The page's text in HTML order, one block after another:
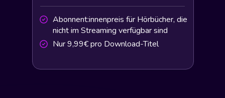
Abonnent:innenpreis für Hörbücher, die
nicht im Streaming verfügbar sind
Nur 9,99€ pro Download-Titel